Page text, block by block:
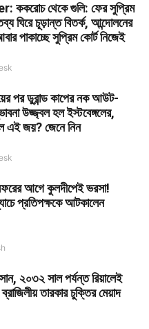
ককরোচ থেকে গুলি: ফের সুপ্রিম
ঘিরে চূড়ান্ত বিতর্ক, আন্দোলনের
পাকাচ্ছে সুপ্রিম কোর্ট নিজেই
পর ডুরান্ড কাপের নক আউট-
উজ্জ্বল হল ইস্টবেঙ্গলের,
এই জয়? জেনে নিন
আগে কুলদীপেই ভরসা!
প্রতিপক্ষকে আটকালেন
২০৩২ সাল পর্যন্ত রিয়ালেই
তারকার চুক্তির মেয়াদ